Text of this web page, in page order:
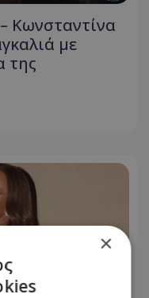
Κωνσταντίνα
με
της
×